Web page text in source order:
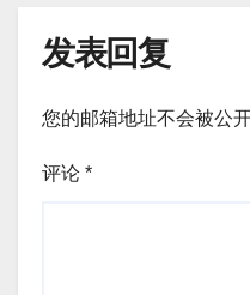
发表回复
您的邮箱地址不会被公开
评论 *